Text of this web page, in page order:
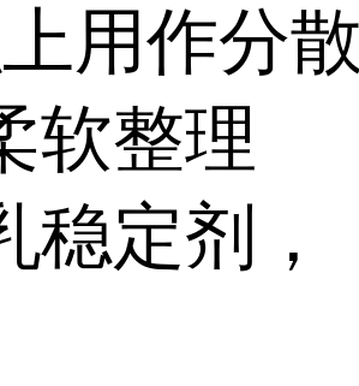
用作分散
软整理
定剂，